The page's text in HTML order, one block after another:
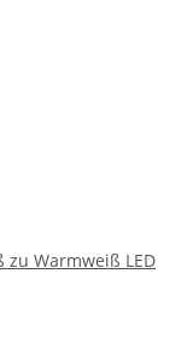
zu Warmweiß LED